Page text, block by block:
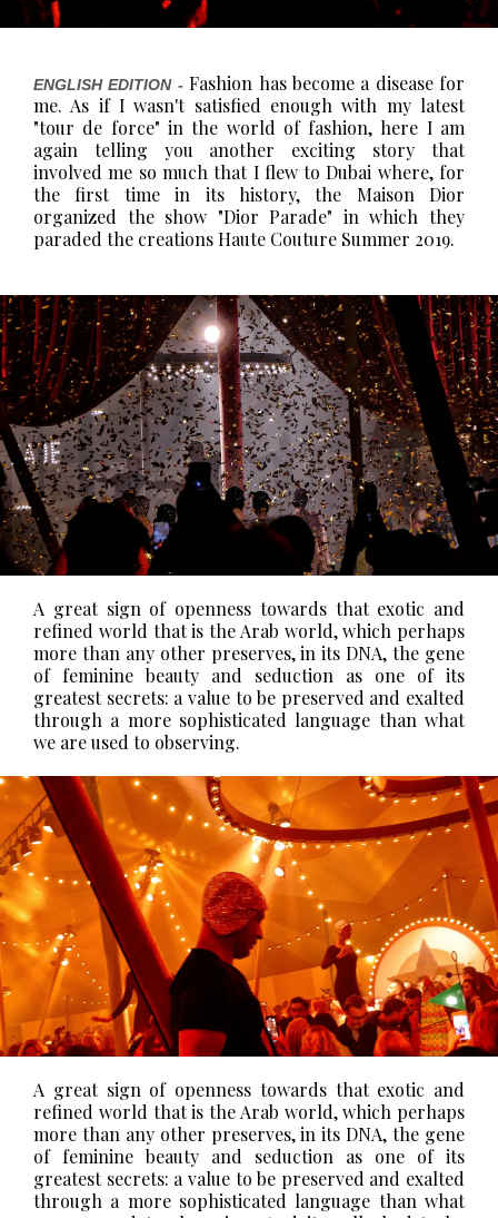
ENGLISH EDITION - Fashion has become a disease for
me. As if I wasn't satisfied enough with my latest
"tour de force" in the world of fashion, here I am
again telling you another exciting story that
involved me so much that I flew to Dubai where, for
the first time in its history, the Maison Dior
organized the show "Dior Parade" in which they
paraded the creations Haute Couture Summer 2019.
A great sign of openness towards that exotic and
refined world that is the Arab world, which perhaps
more than any other preserves, in its DNA, the gene
of feminine beauty and seduction as one of its
greatest secrets: a value to be preserved and exalted
through a more sophisticated language than what
we are used to observing.
A great sign of openness towards that exotic and
refined world that is the Arab world, which perhaps
more than any other preserves, in its DNA, the gene
of feminine beauty and seduction as one of its
greatest secrets: a value to be preserved and exalted
through a more sophisticated language than what